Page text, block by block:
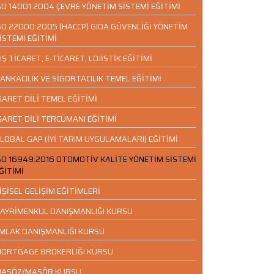
14001:2004 ÇEVRE YÖNETİM SİSTEMİ EĞİTİMİ
22000:2005 (HACCP) GIDA GÜVENLİĞİ YÖNETİM
EĞİTİMİ
TİCARET, E-TİCARET, LOJİSTİK EĞİTİMİ
VE SİGORTACILIK TEMEL EĞİTİMİ
DİLİ TEMEL EĞİTİMİ
DİLİ TERCÜMANI EĞİTİMİ
GAP (İYİ TARIM UYGULAMALARI) EĞİTİMİ
16949:2016 OTOMOTİV KALİTE YÖNETİM SİSTEMİ
GELİŞİM EĞİTİMLERİ
DANIŞMANLIĞI KURSU
DANIŞMANLIĞI KURSU
BROKERLIĞI KURSU